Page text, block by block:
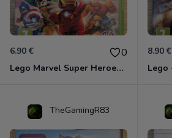
6.90 € 0
Lego Marvel Super Heroes Xbox 360
8.90 €
TheGamingR83